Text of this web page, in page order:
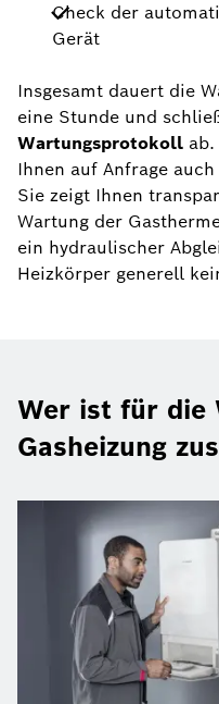
Check der
Gerät
Insgesamt dauert die
eine Stunde und
Wartungsprotokoll
Ihnen auf Anfrage
Sie zeigt Ihnen
Wartung der
ein hydraulischer
Heizkörper generell
Wer ist für die
Gasheizung